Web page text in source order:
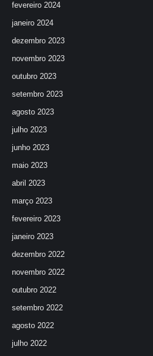
fevereiro 2024
janeiro 2024
dezembro 2023
novembro 2023
outubro 2023
setembro 2023
agosto 2023
julho 2023
junho 2023
maio 2023
abril 2023
março 2023
fevereiro 2023
janeiro 2023
dezembro 2022
novembro 2022
outubro 2022
setembro 2022
agosto 2022
julho 2022